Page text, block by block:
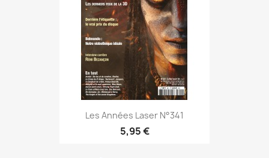
Les Années Laser N°341
5,95 €